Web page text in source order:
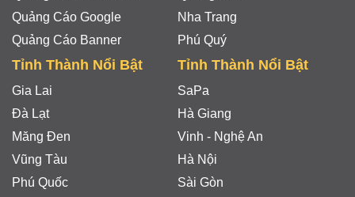
Quảng Cáo Google
Quảng Cáo Banner
Nha Trang
Phú Quý
Tỉnh Thành Nổi Bật
Gia Lai
Đà Lạt
Măng Đen
Vũng Tàu
Phú Quốc
Tỉnh Thành Nổi Bật
SaPa
Hà Giang
Vinh - Nghệ An
Hà Nội
Sài Gòn